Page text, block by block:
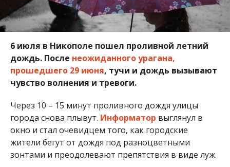
зонтами и преодолевают препятствия в виде луж.
Каждый сезон житель Никополя сталкивается с
неудобствами во время непогоды. Вот только
если ранней весной есть риск промочить ноги и
заболеть, то дождь в июле – это отчасти
романтично, если только ветер не вырывает
деревья с корнем.
Сегодня один из таких дней, когда влюбленные
парочки, прячась от дождя, обнимаются под